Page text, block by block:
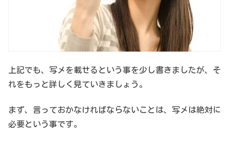
上記でも、写メを載せるという事を少し書きましたが、そ
れをもっと詳しく見ていきましょう。
まず、言っておかなければならないことは、写メは絶対に
必要という事です。